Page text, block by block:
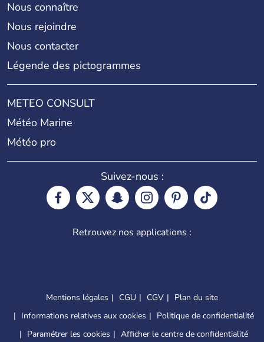
Nous connaître
Nous rejoindre
Nous contacter
Légende des pictogrammes
METEO CONSULT
Météo Marine
Météo pro
Suivez-nous :
Retrouvez nos applications :
Mentions légales CGU CGV
Plan du site
Informations relatives aux cookies
Politique de confidentialité
Paramétrer les cookies
Afficher le centre de confidentialité